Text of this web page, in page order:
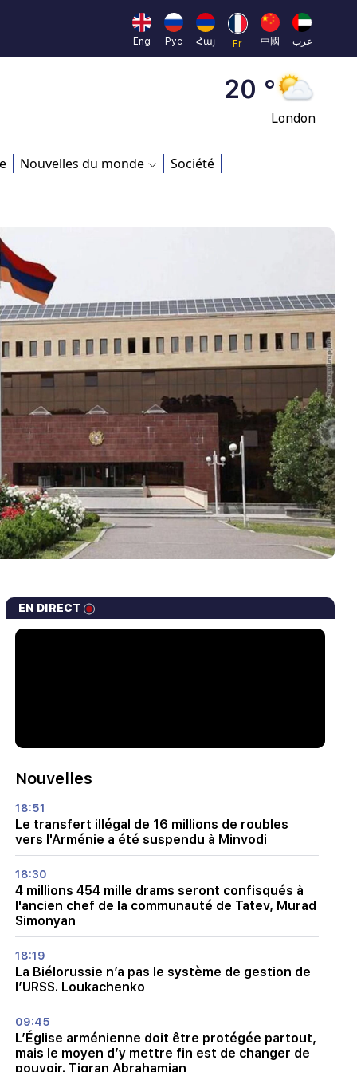
Eng
Рус Հայ Fr 中國 عرب 45 °
Dubai
20 °
London
Rome
23 °
Madrid
Nouvelles du monde Société
EN DIRECT
Nouvelles
18:51
Le transfert illégal de 16 millions de roubles
vers l'Arménie a été suspendu à Minvodi
18:30
4 millions 454 mille drams seront confisqués à
l'ancien chef de la communauté de Tatev, Murad
Simonyan
18:19
La Biélorussie n’a pas le système de gestion de
l’URSS. Loukachenko
09:45
L’Église arménienne doit être protégée partout,
mais le moyen d’y mettre fin est de changer de
pouvoir. Tigran Abrahamian